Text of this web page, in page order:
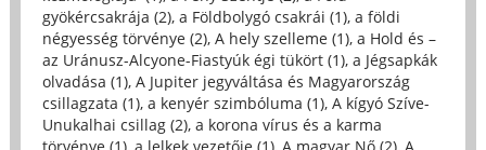
gyökércsakrája (2), a Földbolygó csakrái (1), a földi
négyesség törvénye (2), A hely szelleme (1), a Hold és –
az Uránusz-Alcyone-Fiastyúk égi tükört (1), a Jégsapkák
olvadása (1), A Jupiter jegyváltása és Magyarország
csillagzata (1), a kenyér szimbóluma (1), A kígyó Szíve-
Unukalhai csillag (2), a korona vírus és a karma